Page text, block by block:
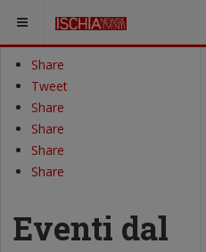
SEI QUI:
Share
Tweet
Share
Share
Share
Share
Eventi dal